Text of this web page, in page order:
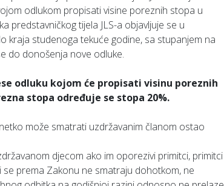
odlukom propisati visine poreznih stopa u
predstavničkog tijela JLS-a objavljuje se u
kraja studenoga tekuće godine, sa stupanjem na
do donošenja nove odluke.
odluku kojom će propisati visinu poreznih
stopa određuje se stopa 20%.
može smatrati uzdržavanim članom ostao
djecom ako im oporezivi primitci, primitci
prema Zakonu ne smatraju dohotkom, ne